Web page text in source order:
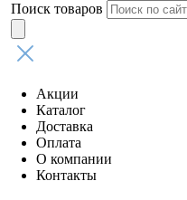
Поиск товаров
Акции
Каталог
Доставка
Оплата
О компании
Контакты